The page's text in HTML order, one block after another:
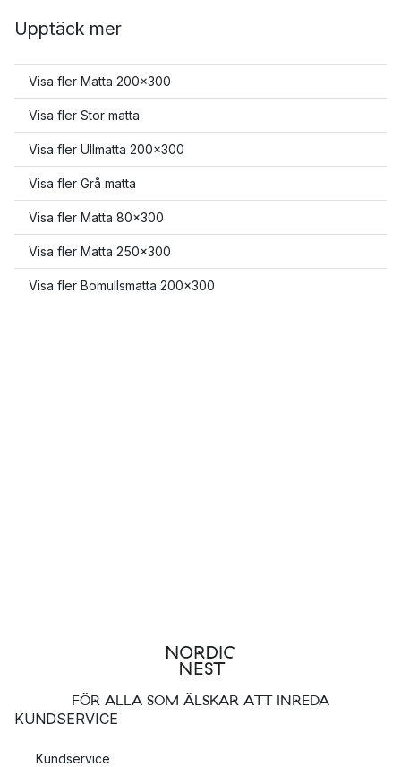
Upptäck mer
Visa fler Matta 200x300
Visa fler Stor matta
Visa fler Ullmatta 200x300
Visa fler Grå matta
Visa fler Matta 80x300
Visa fler Matta 250x300
Visa fler Bomullsmatta 200x300
FÖR ALLA SOM ÄLSKAR ATT INREDA
KUNDSERVICE
Kundservice